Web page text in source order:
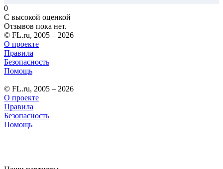
0
С высокой оценкой
Отзывов пока нет.
© FL.ru, 2005 – 2026
О проекте
Правила
Безопасность
Помощь
© FL.ru, 2005 – 2026
О проекте
Правила
Безопасность
Помощь